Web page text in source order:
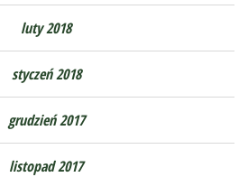
luty 2018
styczeń 2018
grudzień 2017
listopad 2017